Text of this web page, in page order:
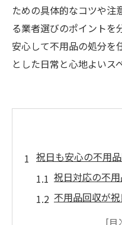
ための具体的なコツや注
る業者選びのポイントを
安心して不用品の処分を
とした日常と心地よいス
祝日も安心の不用
祝日対応の不
不用品回収が
茨城県の不用